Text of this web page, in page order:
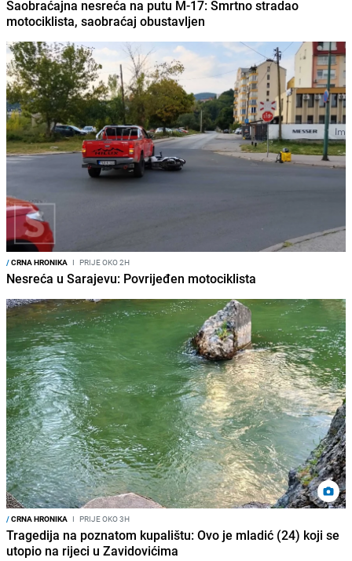
Saobraćajna nesreća na putu M-17: Smrtno stradao
motociklista, saobraćaj obustavljen
/CRNA HRONIKA I PRIJE OKO 2H
Nesreća u Sarajevu: Povrijeđen motociklista
/CRNA HRONIKA I PRIJE OKO 3H
Tragedija na poznatom kupalištu: Ovo je mladić (24) koji se
utopio na rijeci u Zavidovićima